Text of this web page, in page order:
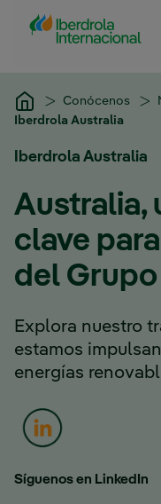
Saltar al contenido
Conócenos
Iberdrola Australia
Iberdrola Australia
Australia,
clave
del
Explora nuestro
estamos
energías
Síguenos en LinkedIn